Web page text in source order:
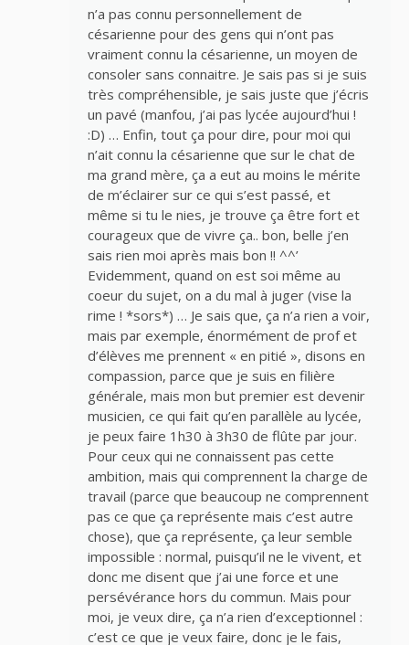
n’a pas connu personnellement de
césarienne pour des gens qui n’ont pas
vraiment connu la césarienne, un moyen de
consoler sans connaitre. Je sais pas si je suis
très compréhensible, je sais juste que j’écris
un pavé (manfou, j’ai pas lycée aujourd’hui !
:D) … Enfin, tout ça pour dire, pour moi qui
n’ait connu la césarienne que sur le chat de
ma grand mère, ça a eut au moins le mérite
de m’éclairer sur ce qui s’est passé, et
même si tu le nies, je trouve ça être fort et
courageux que de vivre ça.. bon, belle j’en
sais rien moi après mais bon !! ^^’
Evidemment, quand on est soi même au
coeur du sujet, on a du mal à juger (vise la
rime ! *sors*) … Je sais que, ça n’a rien a voir,
mais par exemple, énormément de prof et
d’élèves me prennent « en pitié », disons en
compassion, parce que je suis en filière
générale, mais mon but premier est devenir
musicien, ce qui fait qu’en parallèle au lycée,
je peux faire 1h30 à 3h30 de flûte par jour.
Pour ceux qui ne connaissent pas cette
ambition, mais qui comprennent la charge de
travail (parce que beaucoup ne comprennent
pas ce que ça représente mais c’est autre
chose), que ça représente, ça leur semble
impossible : normal, puisqu’il ne le vivent, et
donc me disent que j’ai une force et une
persévérance hors du commun. Mais pour
moi, je veux dire, ça n’a rien d’exceptionnel :
c’est ce que je veux faire, donc je le fais,